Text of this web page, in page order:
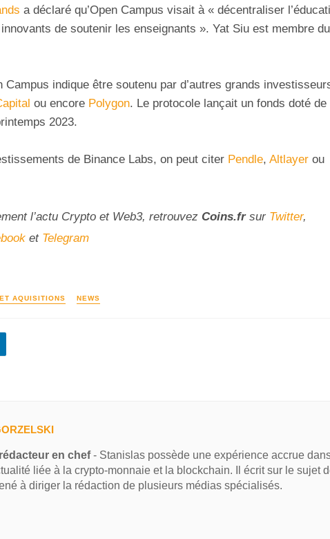
a déclaré qu’Open Campus visait à « décentraliser
de soutenir les enseignants ». Yat Siu est membre du
Campus indique être soutenu par d’autres grands
ou encore Polygon. Le protocole lançait un fonds doté de
2023.
de Binance Labs, on peut citer Pendle, Altlayer ou
l’actu Crypto et Web3, retrouvez Coins.fr sur Twitter,
et Telegram
AQUISITIONS NEWS
en chef- Stanislas possède une expérience accrue
liée à la crypto-monnaie et la blockchain. Il écrit sur le sujet
à diriger la rédaction de plusieurs médias spécialisés.